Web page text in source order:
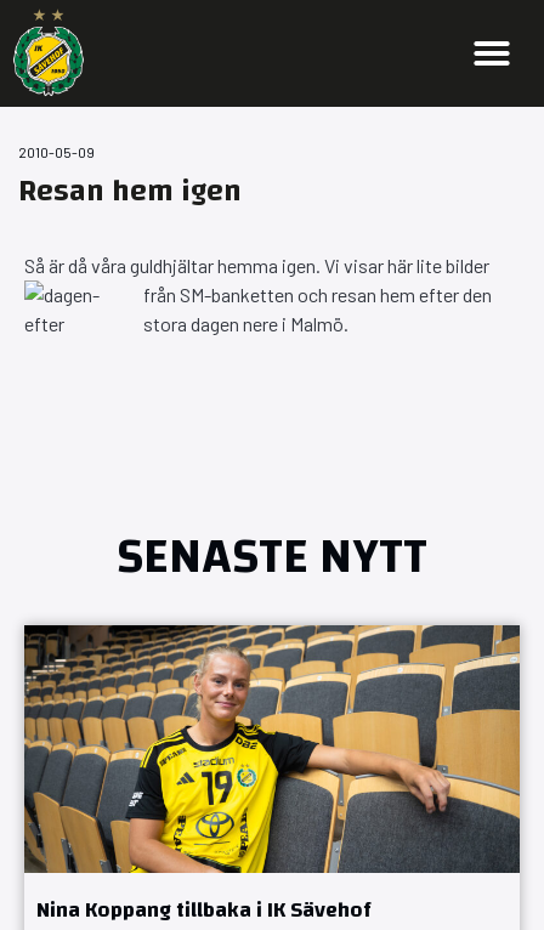
2010-05-09
Resan hem igen
Så är då våra guldhjältar hemma igen. Vi visar här lite bilder
från SM-banketten och resan hem efter den
stora dagen nere i Malmö.
SENASTE NYTT
Nina Koppang tillbaka i IK Sävehof